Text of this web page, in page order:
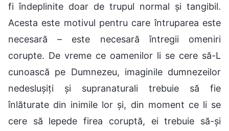
fi îndeplinite doar de trupul normal și tangibil.
Acesta este motivul pentru care întruparea este
necesară – este necesară întregii omeniri
corupte. De vreme ce oamenilor li se cere să-L
cunoască pe Dumnezeu, imaginile dumnezeilor
nedeslușiți și supranaturali trebuie să fie
înlăturate din inimile lor și, din moment ce li se
cere să lepede firea coruptă, ei trebuie să-și